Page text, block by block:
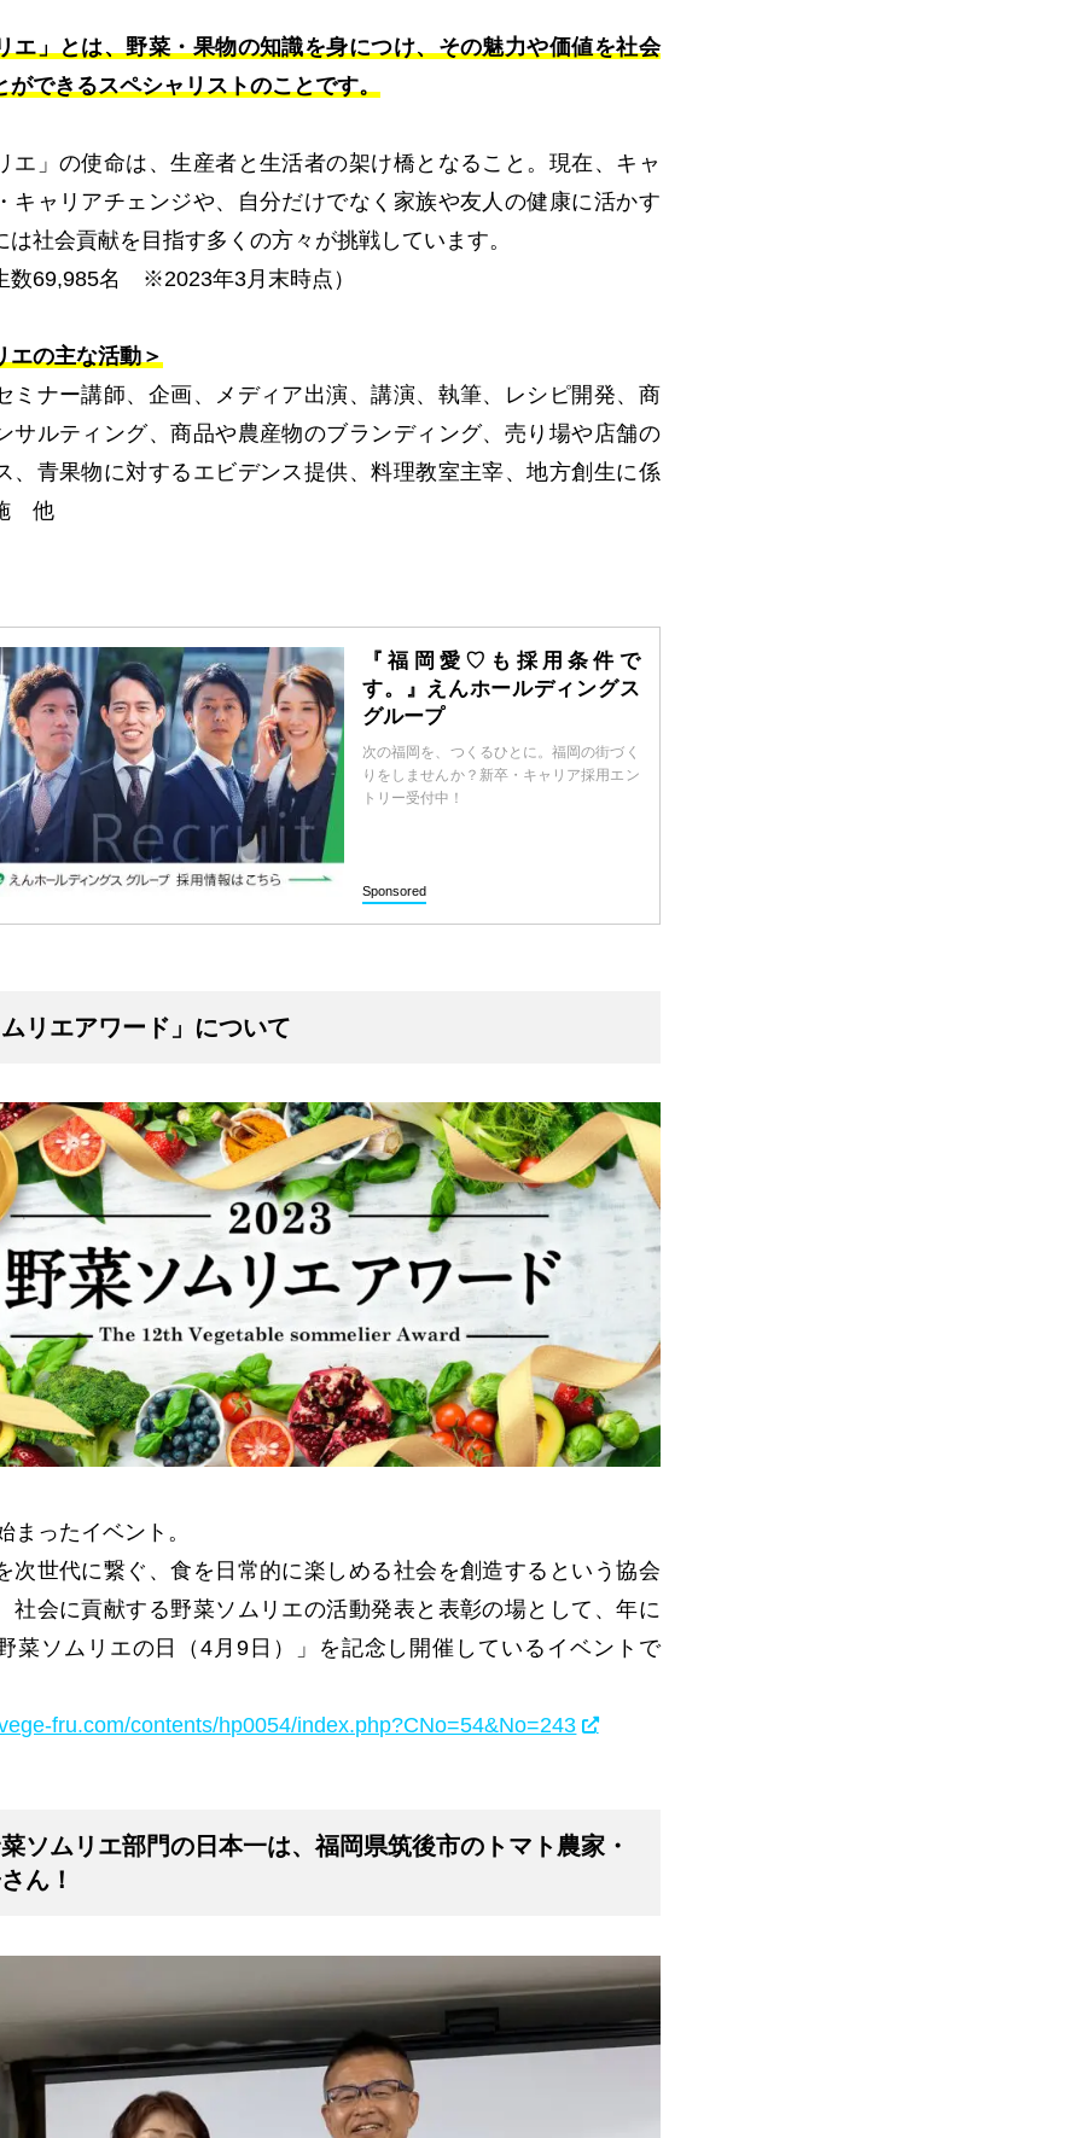
エ」とは、野菜・果物の知識を身につけ、その魅力や価値を社会
ができるスペシャリストのことです。
エ」の使命は、生産者と生活者の架け橋となること。現在、キャ
キャリアチェンジや、自分だけでなく家族や友人の健康に活かす
は社会貢献を目指す多くの方々が挑戦しています。
数69,985名 ※2023年3月末時点）
エの主な活動＞
ミナー講師、企画、メディア出演、講演、執筆、レシピ開発、商
サルティング、商品や農産物のブランディング、売り場や店舗の
、青果物に対するエビデンス提供、料理教室主宰、地方創生に係
他
『福岡愛♡も採用条件で
す。』えんホールディングス
グループ
次の福岡を、つくるひとに。福岡の街づく
りをしませんか？新卒・キャリア採用エン
トリー受付中！
Sponsored
リエアワード」について
まったイベント。
次世代に繋ぐ、食を日常的に楽しめる社会を創造するという協会
社会に貢献する野菜ソムリエの活動発表と表彰の場として、年に
菜ソムリエの日（4月9日）」を記念し開催しているイベントで
fru.com/contents/hp0054/index.php?CNo=54&No=243
ソムリエ部門の日本一は、福岡県筑後市のトマト農家・
ん！